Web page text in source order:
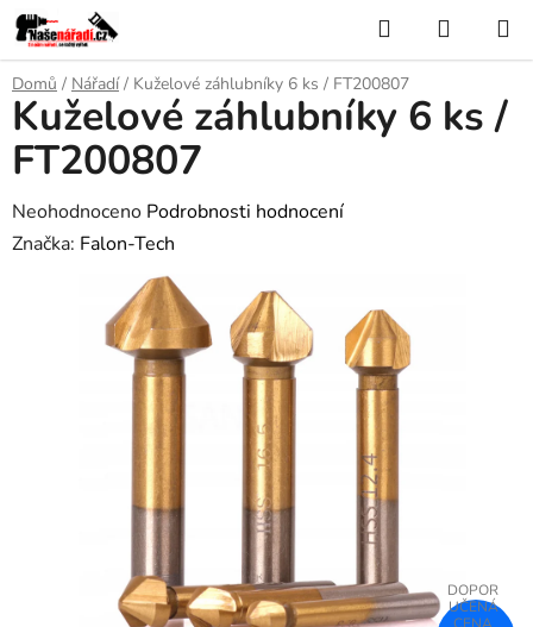
Přejít
na
obsah
Hledat
KOŠÍK
Domů / Nářadí / Kuželové záhlubníky 6 ks / FT200807
Kuželové záhlubníky 6 ks /
FT200807
Průměrné
hodnocení
Neohodnoceno Podrobnosti hodnocení
Značka: Falon-Tech